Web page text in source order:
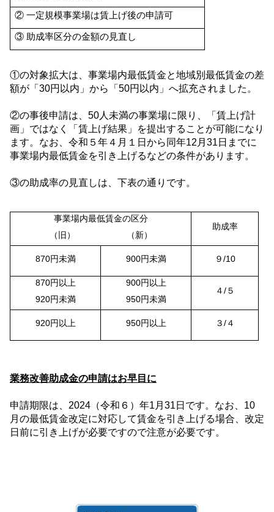
② 一定規模事業場は賃上げ後の申請可
③ 助成率区分の金額の見直し
①の対象拡大は、事業場内最低賃金と地域別最低賃金の差
額が「 30円以内」から「 50円以内」へ拡充されました。
②の事後申請は、 50人未満の事業場に限り、「賃上げ計
画」ではなく「賃上げ結果」を提出することが可能になり
ます。なお、令和５年４月１日から同年12 月 31 日までに
事業場内最低賃金を引き上げるなどの条件があります。
③の助成率の見直しは、下表の通りです。
事業場内最低賃金の区分
（旧） （新）
助成率
870円未満 900円未満 ９/10
870円以上
920円未満
900円以上
950円未満
４/５
920円以上 950円以上 ３/４
業務改善助成金の申請はお早目に
申請期限は、 2024 （令和６）年1 月 31 日です。なお、 10
月の最低賃金改定に対応して賃金を引き上げる場合、改定
日前に引き上げが必要ですので注意が必要です。